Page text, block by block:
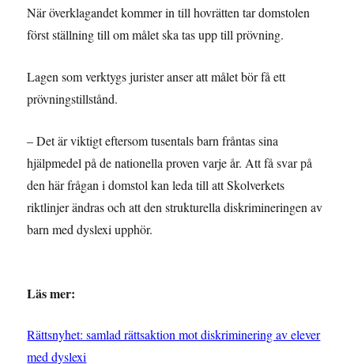
När överklagandet kommer in till hovrätten tar domstolen
först ställning till om målet ska tas upp till prövning.
Lagen som verktygs jurister anser att målet bör få ett
prövningstillstånd.
– Det är viktigt eftersom tusentals barn fråntas sina
hjälpmedel på de nationella proven varje år. Att få svar på
den här frågan i domstol kan leda till att Skolverkets
riktlinjer ändras och att den strukturella diskrimineringen av
barn med dyslexi upphör.
Läs mer:
Rättsnyhet: samlad rättsaktion mot diskriminering av elever
med dyslexi